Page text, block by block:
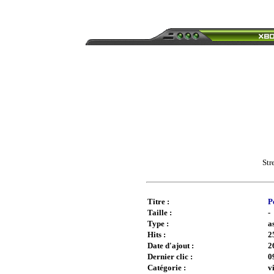
Titre :
Taille :
-
Type :
Hits :
Date d'ajout :
Dernier clic :
Catégorie :